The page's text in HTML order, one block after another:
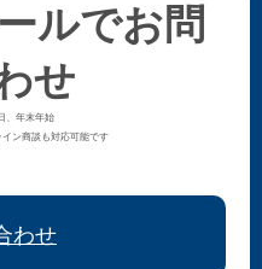
ルでお問
せ
、年末年始
ン商談も対応可能です
わせ